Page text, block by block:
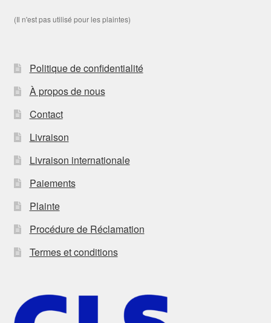
(Il n'est pas utilisé pour les plaintes)
Politique de confidentialité
À propos de nous
Contact
Livraison
Livraison internationale
Paiements
Plainte
Procédure de Réclamation
Termes et conditions